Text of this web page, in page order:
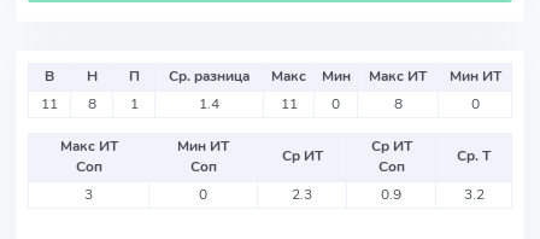
В Н П Ср. разница Макс Мин Макс ИТ
Мин ИТ
11
8 1 1.4 11 0 8 0
Макс ИТ
Соп
Мин ИТ
Соп
Ср ИТ
Ср ИТ
Соп
Ср. Т
3
0 2.3 0.9 3.2